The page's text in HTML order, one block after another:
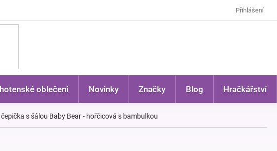
Přihlášení
oblečení Novinky Značky Blog Hračkářství
čepička s šálou Baby Bear - hořčicová s bambulkou